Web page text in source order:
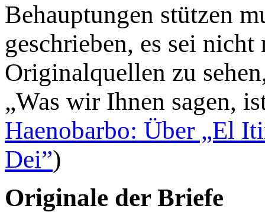
Behauptungen stützen
geschrieben, es sei
Originalquellen zu
„Was wir Ihnen sagen,
Haenobarbo: Über „El
Dei”)
Originale der Briefe